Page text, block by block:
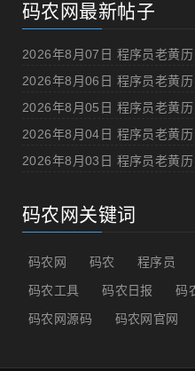
码农网最新帖子
2026年8月05日 程序员老黄
码农网关键词
码农网 码农 程序员
码农工具
码农日报 码
码农网源码
码农网官网